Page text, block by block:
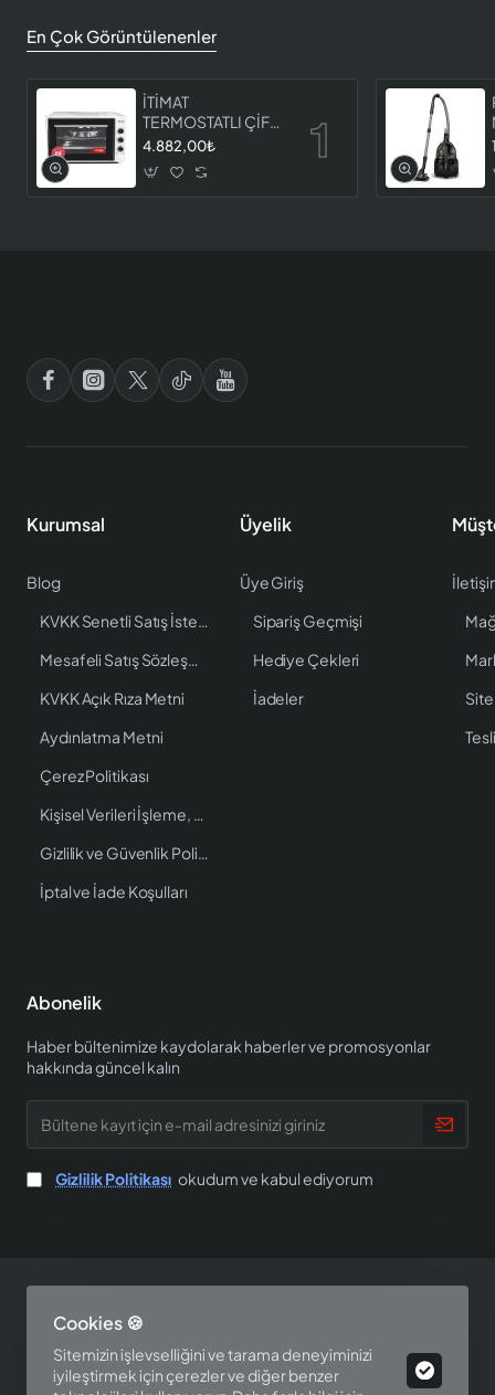
Cookies 🍪
Sitemizin işlevselliğini ve tarama deneyiminizi
iyileştirmek için çerezler ve diğer benzer
En Çok Görüntülenenler
İTİMAT
TERMOSTATLI ÇİFT
CAMLI FIRIN 8060
4.882,00₺
Kurumsal
Blog
KVKK Senetli Satış İstenen Bilgiler
Mesafeli Satış Sözleşmesi
KVKK Açık Rıza Metni
Aydınlatma Metni
Çerez Politikası
Kişisel Verileri İşleme, Saklama ve İmha Politikası
Gizlilik ve Güvenlik Politikası
İptal ve İade Koşulları
Üyelik
Üye Giriş
Sipariş Geçmişi
Hediye Çekleri
İadeler
Site
Abonelik
Haber bültenimize kaydolarak haberler ve promosyonlar
hakkında güncel kalın
kayıt
için
e-
mail
Gizlilik Politikası okudum ve kabul ediyorum
Tasarım ve Yazılım Perspektif Teknoloji